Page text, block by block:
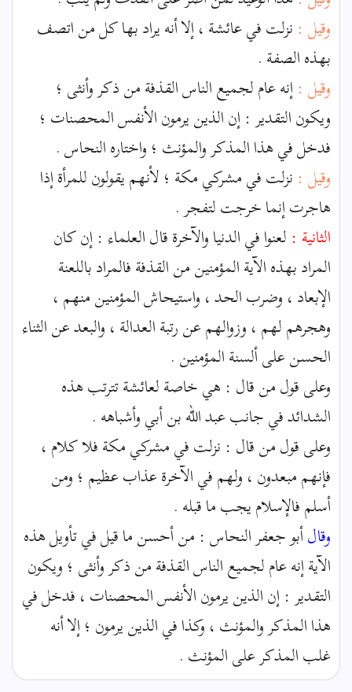
وقيل : نزلت في عائشة ، إلا أنه يراد بها كل من اتصف
بهذه الصفة .
وقيل : إنه عام لجميع الناس القذفة من ذكر وأنثى ؛
ويكون التقدير : إن الذين يرمون الأنفس المحصنات ؛
فدخل في هذا المذكر والمؤنث ؛ واختاره النحاس .
وقيل : نزلت في مشركي مكة ؛ لأنهم يقولون للمرأة إذا
هاجرت إنما خرجت لتفجر .
الثانية : لعنوا في الدنيا والآخرة قال العلماء : إن كان
المراد بهذه الآية المؤمنين من القذفة فالمراد باللعنة
الإبعاد ، وضرب الحد ، واستيحاش المؤمنين منهم ،
وهجرهم لهم ، وزوالهم عن رتبة العدالة ، والبعد عن الثناء
الحسن على ألسنة المؤمنين .
وعلى قول من قال : هي خاصة لعائشة تترتب هذه
الشدائد في جانب عبد الله بن أبي وأشباهه .
وعلى قول من قال : نزلت في مشركي مكة فلا كلام ،
فإنهم مبعدون ، ولهم في الآخرة عذاب عظيم ؛ ومن
أسلم فالإسلام يجب ما قبله .
وقالأبو جعفر النحاس : من أحسن ما قيل في تأويل هذه
الآية إنه عام لجميع الناس القذفة من ذكر وأنثى ؛ ويكون
التقدير : إن الذين يرمون الأنفس المحصنات ، فدخل في
هذا المذكر والمؤنث ، وكذا في الذين يرمون ؛ إلا أنه
غلب المذكر على المؤنث .